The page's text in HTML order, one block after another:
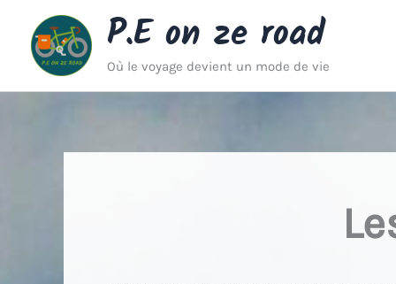
contenu
P.E on ze road
Où le voyage devient un mode de vie